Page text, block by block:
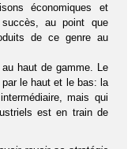
économiques et
au point que
de ce genre au
haut de gamme. Le
le haut et le bas: la
mais qui
est en train de